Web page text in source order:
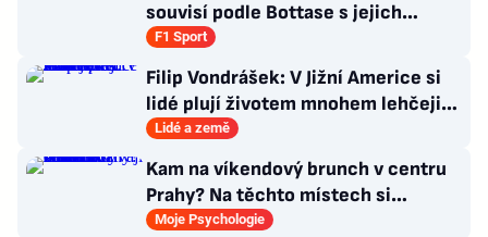
souvisí podle Bottase s jejich
chlazením
F1 Sport
Filip Vondrášek: V Jižní Americe si
lidé plují životem mnohem lehčeji,
věci tolik neřeší
Lidé a země
Kam na víkendový brunch v centru
Prahy? Na těchto místech si
dlouhou snídani užívají i místní
Moje Psychologie